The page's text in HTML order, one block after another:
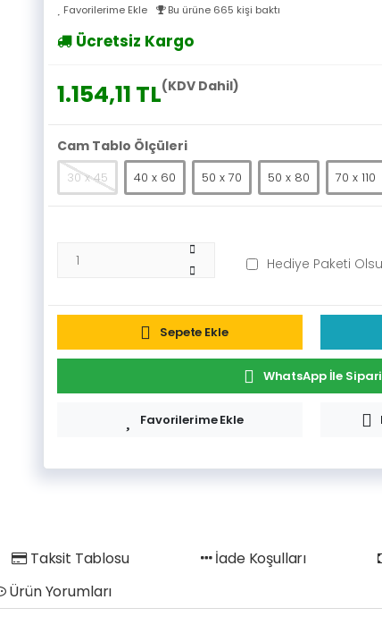
Favorilerime Ekle Bu ürüne 665 kişi baktı
Ücretsiz Kargo
1.154,11 TL(KDV Dahil)
Cam Tablo Ölçüleri
30 x 45 40 x 60 50 x 70 50 x 80 70 x 110
Hediye Paketi
Sepete Ekle
WhatsApp İle
Favorilerime Ekle
Taksit Tablosu İade Koşulları
Ürün Yorumları